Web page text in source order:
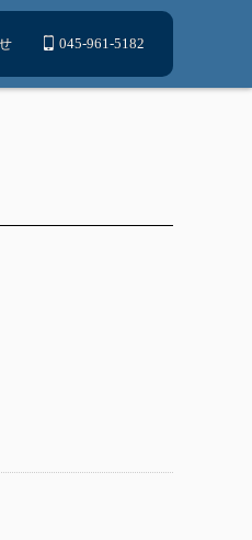
045-961-5182